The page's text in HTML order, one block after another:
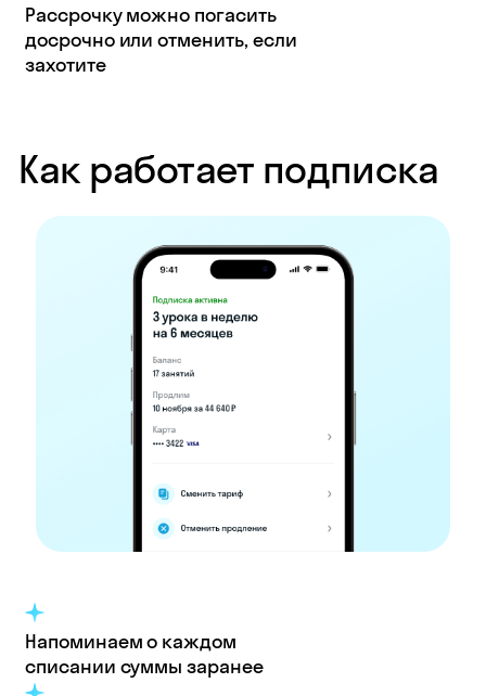
Рассрочку можно погасить
досрочно или отменить, если
захотите
Как работает подписка
Напоминаем о каждом
списании суммы заранее